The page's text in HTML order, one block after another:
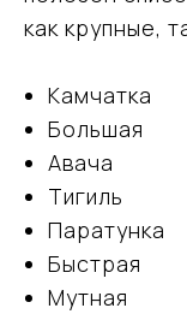
как крупные,
Камчатка
Большая
Авача
Тигиль
Паратунка
Быстрая
Мутная